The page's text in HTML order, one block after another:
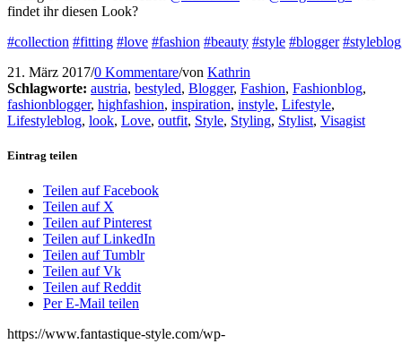
findet ihr diesen Look?
#collection #fitting #love #fashion #beauty #style #blogger
21. März 2017/0 Kommentare/von Kathrin
Schlagworte: austria, bestyled, Blogger, Fashion, Fashionblog,
fashionblogger, highfashion, inspiration, instyle, Lifestyle,
Lifestyleblog, look, Love, outfit, Style, Styling, Stylist, Visagist
Eintrag teilen
Teilen auf Facebook
Teilen auf X
Teilen auf Pinterest
Teilen auf LinkedIn
Teilen auf Tumblr
Teilen auf Vk
Teilen auf Reddit
Per E-Mail teilen
https://www.fantastique-style.com/wp-